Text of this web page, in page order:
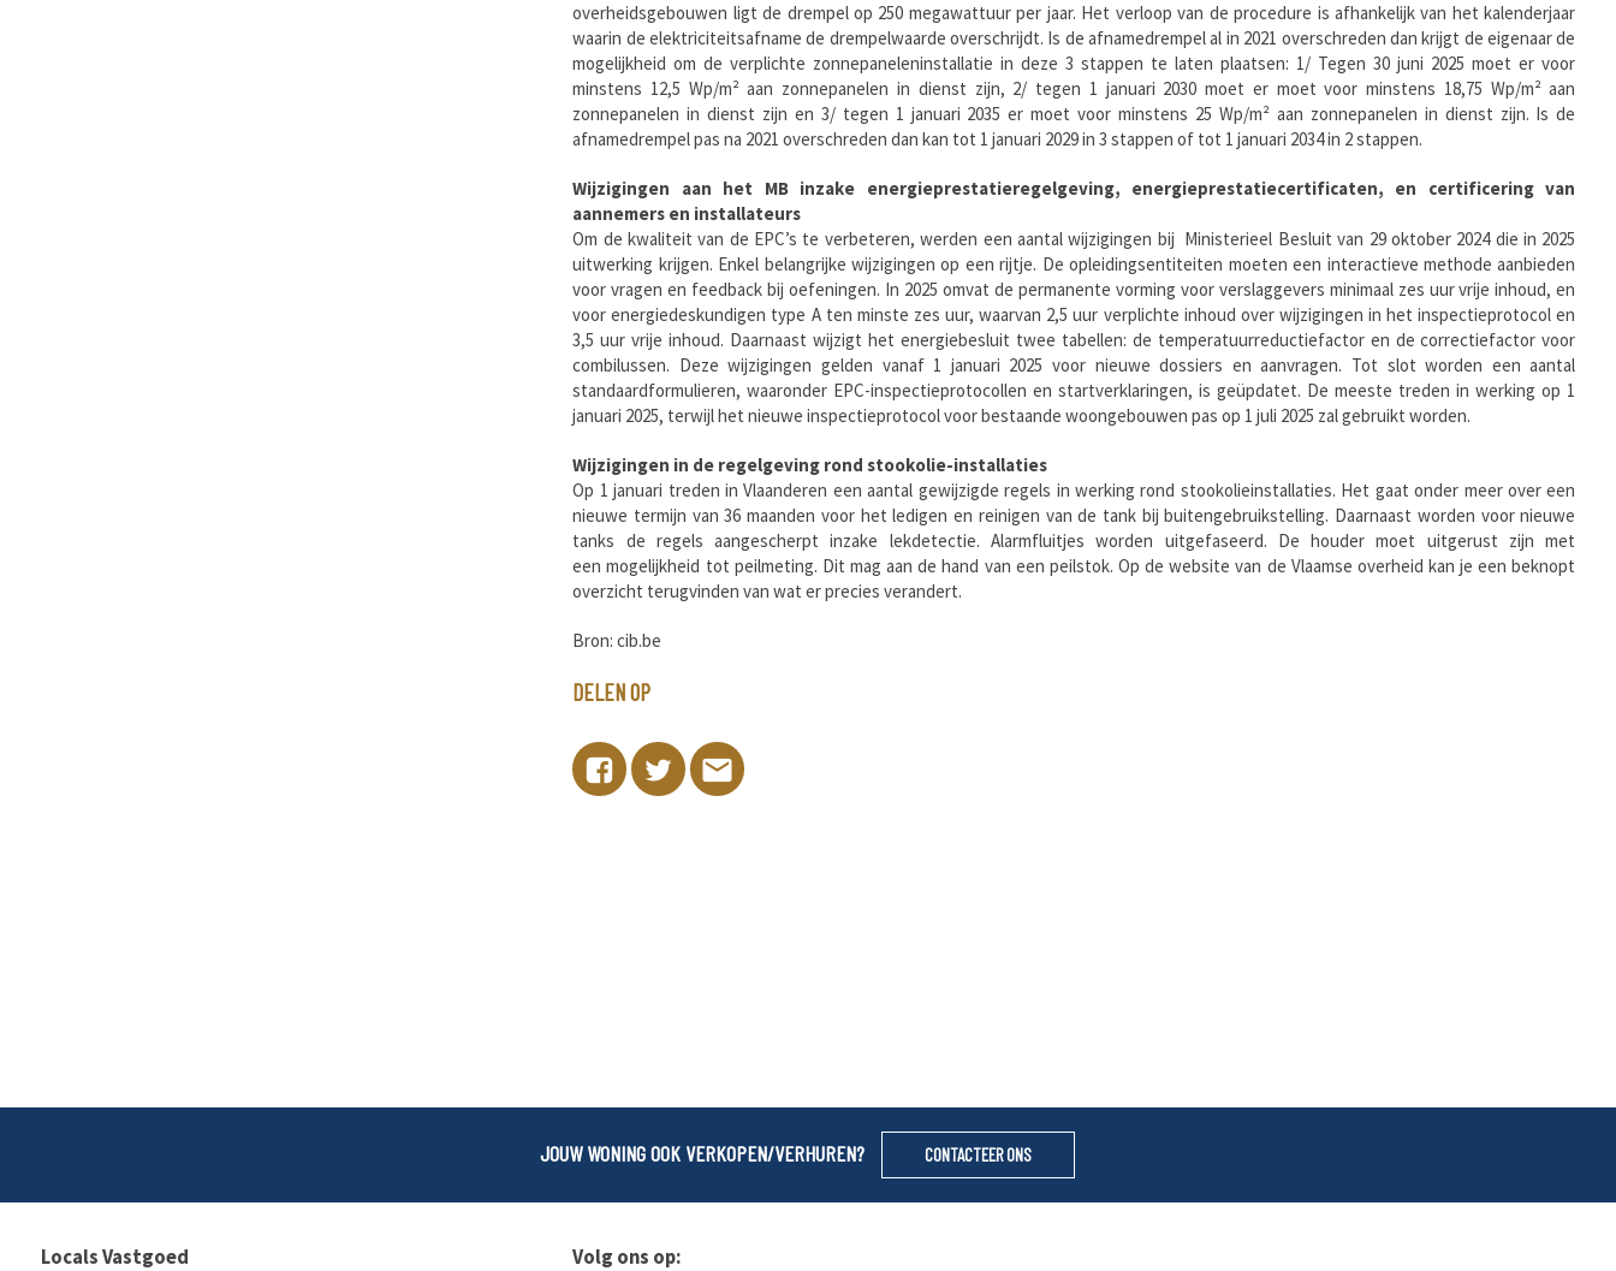
overheidsgebouwen ligt de drempel op 250 megawattuur per jaar. Het verloop van de procedure is afhankelijk van het kalenderjaar
waarin de elektriciteitsafname de drempelwaarde overschrijdt. Is de afnamedrempel al in 2021 overschreden dan krijgt de eigenaar de
mogelijkheid om de verplichte zonnepaneleninstallatie in deze 3 stappen te laten plaatsen: 1/ Tegen 30 juni 2025 moet er voor
minstens 12,5 Wp/m² aan zonnepanelen in dienst zijn, 2/ tegen 1 januari 2030 moet er moet voor minstens 18,75 Wp/m² aan
zonnepanelen in dienst zijn en 3/ tegen 1 januari 2035 er moet voor minstens 25 Wp/m² aan zonnepanelen in dienst zijn. Is de
afnamedrempel pas na 2021 overschreden dan kan tot 1 januari 2029 in 3 stappen of tot 1 januari 2034 in 2 stappen.
Wijzigingen aan het MB inzake energieprestatieregelgeving, energieprestatiecertificaten, en certificering van
aannemers en installateurs
Om de kwaliteit van de EPC’s te verbeteren, werden een aantal wijzigingen bij Ministerieel Besluit van 29 oktober 2024 die in 2025
uitwerking krijgen. Enkel belangrijke wijzigingen op een rijtje. De opleidingsentiteiten moeten een interactieve methode aanbieden
voor vragen en feedback bij oefeningen. In 2025 omvat de permanente vorming voor verslaggevers minimaal zes uur vrije inhoud, en
voor energiedeskundigen type A ten minste zes uur, waarvan 2,5 uur verplichte inhoud over wijzigingen in het inspectieprotocol en
3,5 uur vrije inhoud. Daarnaast wijzigt het energiebesluit twee tabellen: de temperatuurreductiefactor en de correctiefactor voor
combilussen. Deze wijzigingen gelden vanaf 1 januari 2025 voor nieuwe dossiers en aanvragen. Tot slot worden een aantal
standaardformulieren, waaronder EPC-inspectieprotocollen en startverklaringen, is geüpdatet. De meeste treden in werking op 1
januari 2025, terwijl het nieuwe inspectieprotocol voor bestaande woongebouwen pas op 1 juli 2025 zal gebruikt worden.
Wijzigingen in de regelgeving rond stookolie-installaties
Op 1 januari treden in Vlaanderen een aantal gewijzigde regels in werking rond stookolieinstallaties. Het gaat onder meer over een
nieuwe termijn van 36 maanden voor het ledigen en reinigen van de tank bij buitengebruikstelling. Daarnaast worden voor nieuwe
tanks de regels aangescherpt inzake lekdetectie. Alarmfluitjes worden uitgefaseerd. De houder moet uitgerust zijn met
een mogelijkheid tot peilmeting. Dit mag aan de hand van een peilstok. Op de website van de Vlaamse overheid kan je een beknopt
overzicht terugvinden van wat er precies verandert.
Bron: cib.be
DELEN OP
JOUW WONING OOK VERKOPEN/VERHUREN? CONTACTEER ONS
Locals Vastgoed Volg ons op: